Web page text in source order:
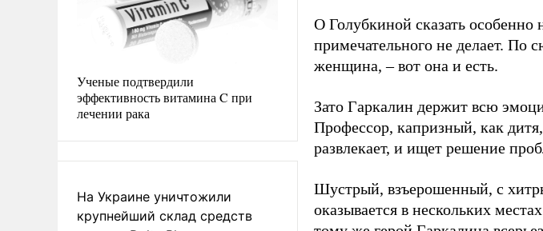
Ученые подтвердили
эффективность витамина C при
лечении рака
На Украине уничтожили
крупнейший склад средств
О Голубкиной сказать особенно
примечательного не делает. По
женщина, – вот она и есть.
Зато Гаркалин держит всю
Профессор, капризный, как
развлекает, и ищет решение
Шустрый, взъерошенный, с
оказывается в нескольких